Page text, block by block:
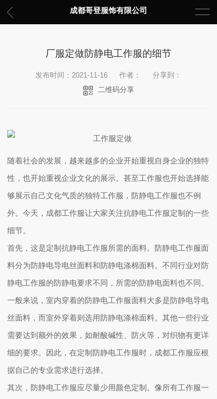
成都哥登服饰有限公司
厂服定做防静电工作服的细节
发布时间：2021-11-16 作者：
分享到：
二维码分享
随着社会的发展，越来越多的企业开始重视自身企业的独特
性，也开始重视企业文化的展示。甚至工作服也开始选择能
够展示自己文化气质的独特工作服，防静电工作服也不例
外。今天，成都工作服让大家关注抗静电工作服定制的一些
细节。
首先，这是定制抗静电工作服所需的面料。防静电工作服面
料分为防静电导电丝面料和防静电涤棉面料。不同行业对防
静电工作服的防静电要求不同，所需的防静电面料也不同。
一般来说，室内穿着的防静电工作服面料大多是防静电导电
丝面料，而室外穿着则选用防静电涤棉面料。其他一些行业
需要达到额外的效果，如耐酸碱性、防火等，对织物有更详
细的要求。因此，在定制防静电工作服时，成都工作服应根
据自己的专业需求进行选择。
其次，防静电工作服应尽量少用颜色定制。像所有工作服一